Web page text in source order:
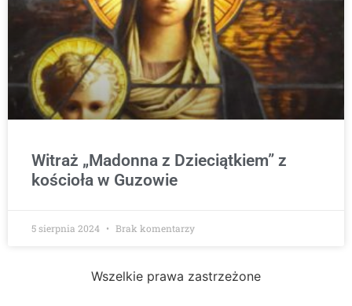
Witraż „Madonna z Dzieciątkiem” z
kościoła w Guzowie
5 sierpnia 2024 Brak komentarzy
Wszelkie prawa zastrzeżone